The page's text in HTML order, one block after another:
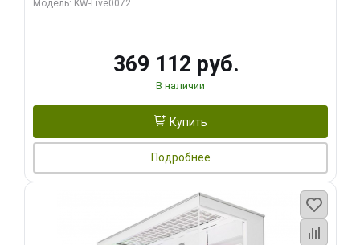
Модель: KW-Live0072
369 112 руб.
В наличии
Купить
Подробнее